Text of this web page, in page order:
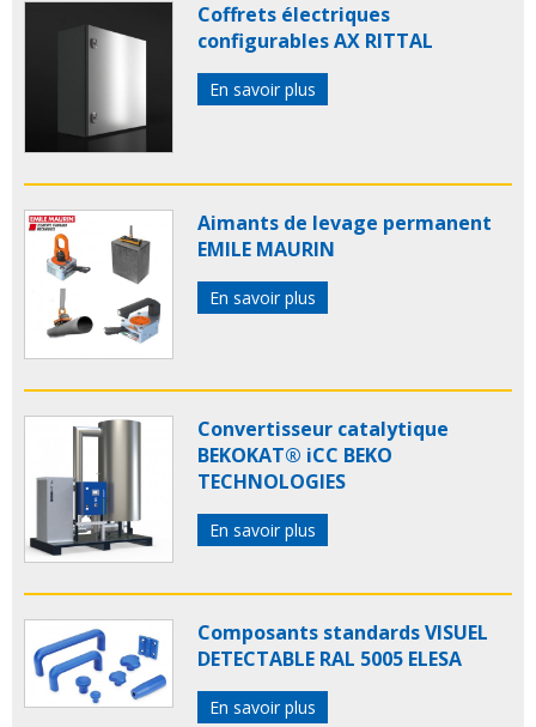
Coffrets électriques
configurables AX RITTAL
En savoir plus
Aimants de levage permanent
EMILE MAURIN
En savoir plus
Convertisseur catalytique
BEKOKAT® iCC BEKO
TECHNOLOGIES
En savoir plus
Composants standards VISUEL
DETECTABLE RAL 5005 ELESA
En savoir plus